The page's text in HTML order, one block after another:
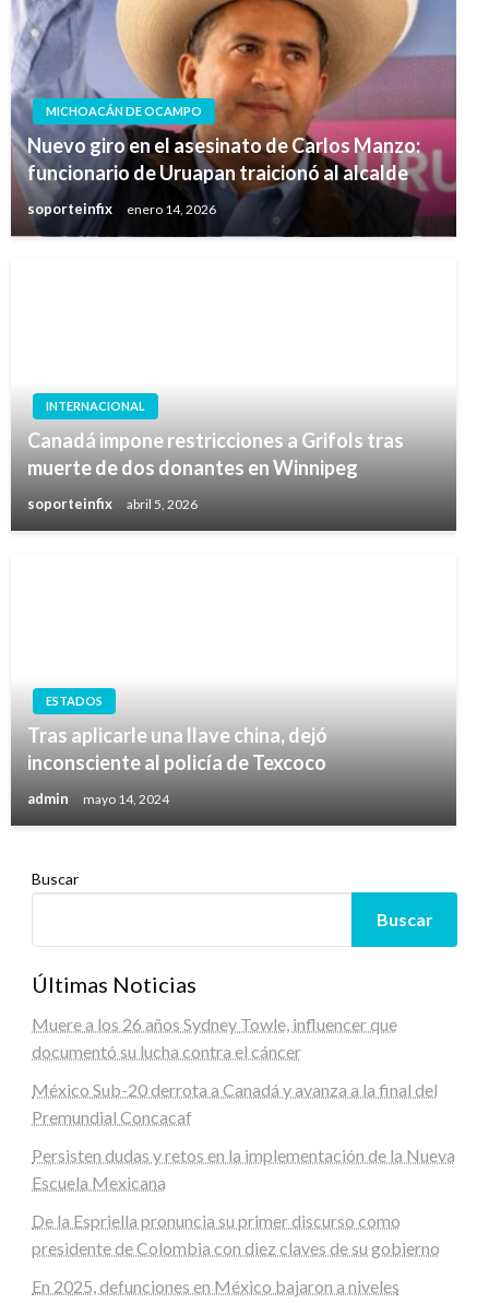
MICHOACÁN DE OCAMPO
Nuevo giro en el asesinato de Carlos Manzo:
funcionario de Uruapan traicionó al alcalde
soporteinfix enero 14, 2026
INTERNACIONAL
Canadá impone restricciones a Grifols tras
muerte de dos donantes en Winnipeg
soporteinfix abril 5, 2026
ESTADOS
Tras aplicarle una llave china, dejó
inconsciente al policía de Texcoco
admin mayo 14, 2024
Buscar
Buscar
Últimas Noticias
Muere a los 26 años Sydney Towle, influencer que
documentó su lucha contra el cáncer
México Sub-20 derrota a Canadá y avanza a la final del
Premundial Concacaf
Persisten dudas y retos en la implementación de la Nueva
Escuela Mexicana
De la Espriella pronuncia su primer discurso como
presidente de Colombia con diez claves de su gobierno
En 2025, defunciones en México bajaron a niveles